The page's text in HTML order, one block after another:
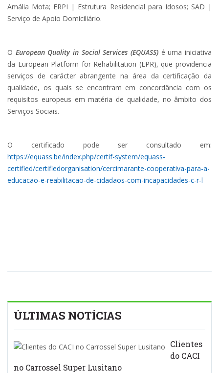
Amália Mota; ERPI | Estrutura Residencial para Idosos; SAD |
Serviço de Apoio Domiciliário.
O European Quality in Social Services (EQUASS) é uma iniciativa
da European Platform for Rehabilitation (EPR), que providencia
serviços de carácter abrangente na área da certificação da
qualidade, os quais se encontram em concordância com os
requisitos europeus em matéria de qualidade, no âmbito dos
Serviços Sociais.
O certificado pode ser consultado em:
https://equass.be/index.php/certif-system/equass-
certified/certifiedorganisation/cercimarante-cooperativa-para-a-
educacao-e-reabilitacao-de-cidadaos-com-incapacidades-c-r-l
ÚLTIMAS NOTÍCIAS
Clientes
do CACI
no Carrossel Super Lusitano